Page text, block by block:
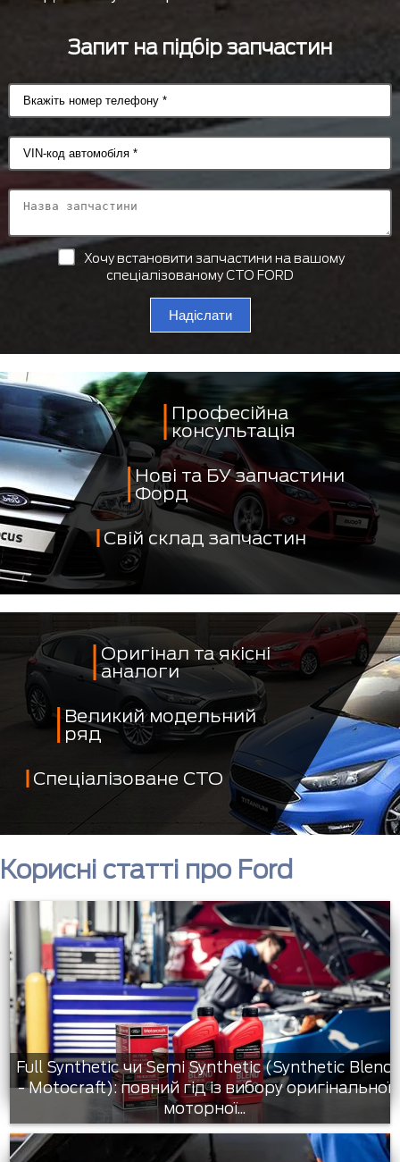
Запит на підбір запчастин
Хочу встановити запчастини на вашому
спеціалізованому СТО FORD
Надіслати
Професійна
консультація
Нові та БУ запчастини
Форд
Свій склад запчастин
Оригінал та якісні
аналоги
Великий модельний
ряд
Спеціалізоване СТО
Корисні статті про Ford
Full Synthetic чи Semi Synthetic (Synthetic Blend
- Motocraft): повний гід із вибору оригінальної
моторної...